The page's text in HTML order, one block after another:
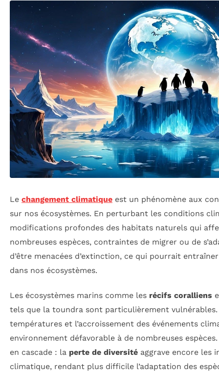
Le changement climatique est un phénomène aux
sur nos écosystèmes. En perturbant les conditions
modifications profondes des habitats naturels qui
nombreuses espèces, contraintes de migrer ou de
d’être menacées d’extinction, ce qui pourrait
dans nos écosystèmes.
Les écosystèmes marins comme les récifs coralliens
tels que la toundra sont particulièrement vulnérables.
températures et l’accroissement des événements
environnement défavorable à de nombreuses
en cascade : la perte de diversité aggrave encore les
climatique, rendant plus difficile l’adaptation des